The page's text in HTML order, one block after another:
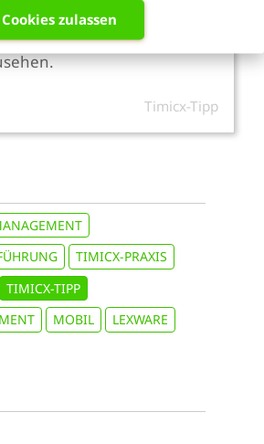
Cookies zulassen
sich die Funktionen bei
von Projekten einmal
Timicx-Tipp
TIMICX-PRAXIS
TIMICX-TIPP
MOBIL
LEXWARE